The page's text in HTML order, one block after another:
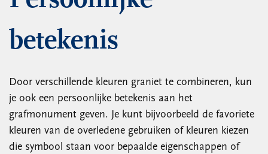
betekenis
Door verschillende kleuren graniet te combineren, kun
je ook een persoonlijke betekenis aan het
grafmonument geven. Je kunt bijvoorbeeld de favoriete
kleuren van de overledene gebruiken of kleuren kiezen
die symbool staan voor bepaalde eigenschappen of